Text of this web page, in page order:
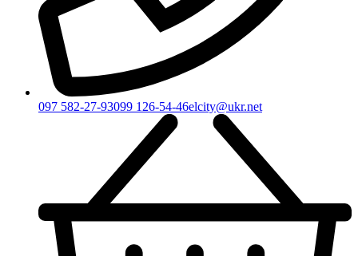
097 582-27-93099 126-54-46elcity@ukr.net